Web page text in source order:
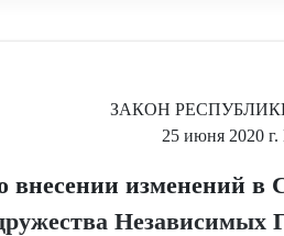
ЗАКОН
25 июня 2020 г.
изменений в
Независимых